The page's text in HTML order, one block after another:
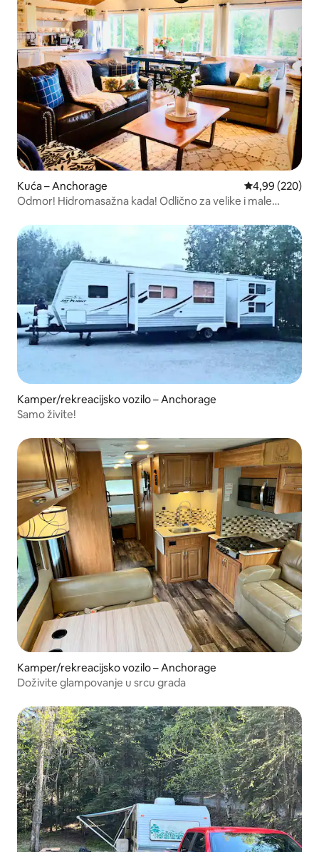
Kuća – Anchorage Prosječna
4,99 (220)
Odmor! Hidromasažna kada! Odlično za velike i male
Kamper/rekreacijsko vozilo – Anchorage
Samo živite!
Kamper/rekreacijsko vozilo – Anchorage
Doživite glampovanje u srcu grada